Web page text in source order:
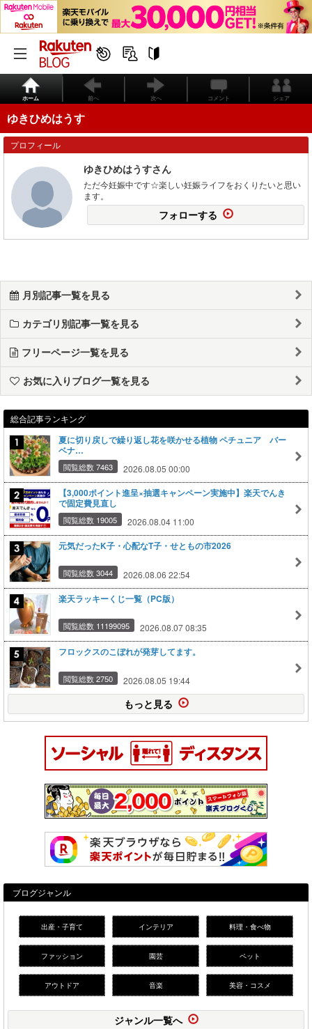
ホーム 前へ 次へ コメント シェア
ゆきひめはうす
プロフィール
ゆきひめはうすさん
ただ今妊娠中です☆楽しい妊娠ライフをおくりたいと思い
ます。
フォローする
月別記事一覧を見る
カテゴリ別記事一覧を見る
フリーページ一覧を見る
お気に入りブログ一覧を見る
総合記事ランキング
夏に切り戻しで繰り返し花を咲かせる植物 ペチュニア バー
ベナ…
閲覧総数 7463 2026.08.05 00:00
【3,000ポイント進呈×抽選キャンペーン実施中】楽天でんき
で固定費見直し
閲覧総数 19005 2026.08.04 11:00
元気だったK子・心配なT子・せともの市2026
閲覧総数 3044 2026.08.06 22:54
楽天ラッキーくじ一覧（PC版）
閲覧総数 11199095 2026.08.07 08:35
フロックスのこぼれが発芽してます。
閲覧総数 2750 2026.08.05 19:44
もっと見る
ブログジャンル
出産・子育て インテリア 料理・食べ物
ファッション 園芸 ペット
アウトドア 音楽 美容・コスメ
ジャンル一覧へ